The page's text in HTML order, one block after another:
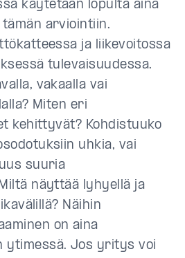
käytetään lopulta aina
arviointiin.
ja liikevoitossa
tulevaisuudessa.
vakaalla vai
Miten eri
kehittyvät? Kohdistuuko
uhkia, vai
suuria
näyttää lyhyellä ja
Näihin
on aina
ytimessä. Jos yritys voi